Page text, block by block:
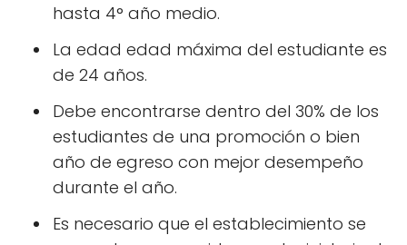
hasta 4° año medio.
La edad edad máxima del estudiante es
de 24 años.
Debe encontrarse dentro del 30% de los
estudiantes de una promoción o bien
año de egreso con mejor desempeño
durante el año.
Es necesario que el establecimiento se